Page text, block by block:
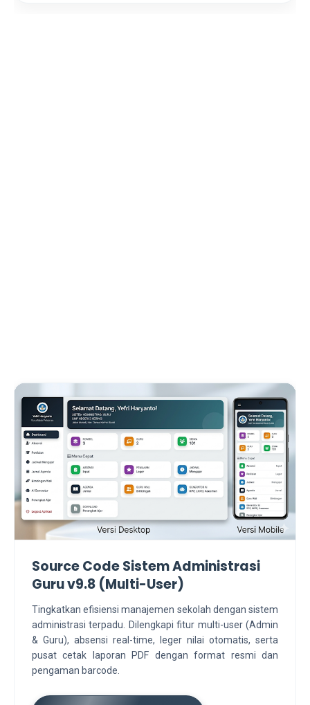
Source Code Sistem Administrasi
Guru v9.8 (Multi-User)
Tingkatkan efisiensi manajemen sekolah dengan sistem
administrasi terpadu. Dilengkapi fitur multi-user (Admin
& Guru), absensi real-time, leger nilai otomatis, serta
pusat cetak laporan PDF dengan format resmi dan
pengaman barcode.